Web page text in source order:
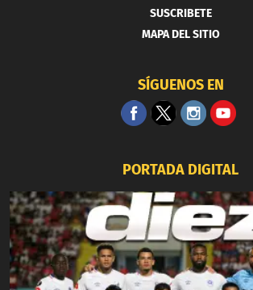
SUSCRIBETE
MAPA DEL SITIO
SÍGUENOS EN
PORTADA DIGITAL